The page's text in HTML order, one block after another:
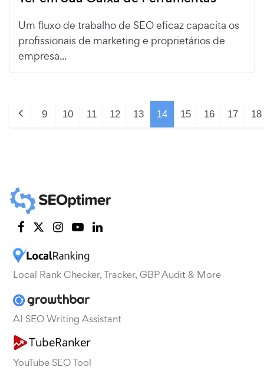
Um fluxo de trabalho de SEO eficaz capacita os
profissionais de marketing e proprietários de
empresa...
9 10 11 12 13 14 15 16 17 18
Local Rank Checker, Tracker, GBP Audit & More
AI SEO Writing Assistant
YouTube SEO Tool